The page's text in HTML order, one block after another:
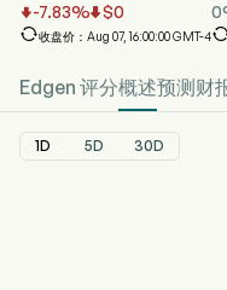
-7.83% $0
收盘价：Aug 07, 16:00:00 GMT-4
0
Edgen 评分概述预测 财
1D 5D 30D